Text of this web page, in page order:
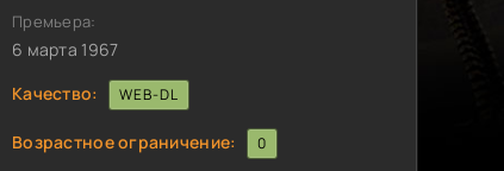
Премьера:
6 марта 1967
Качество:
WEB-DL
Возрастное ограничение: 0